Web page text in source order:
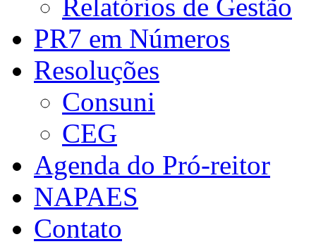
Relatórios de Gestão
PR7 em Números
Resoluções
Consuni
CEG
Agenda do Pró-reitor
NAPAES
Contato